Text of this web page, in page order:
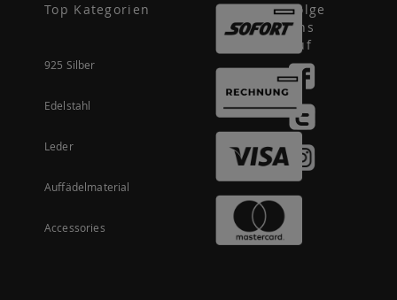
Top Kategorien
925 Silber
Edelstahl
Leder
Auffädelmaterial
Accessories
Folge
uns
auf